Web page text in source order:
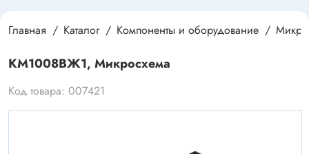
Главная Каталог Компоненты и оборудование
КМ1008ВЖ1, Микросхема
Код товара: 007421